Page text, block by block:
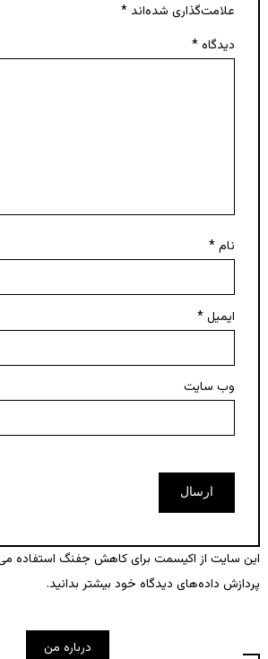
علامت‌گذاری شده‌اند *
دیدگاه*
نام*
ایمیل*
وب‌ سایت
این سایت از اکیسمت برای کاهش جفنگ استفاده
پردازش داده‌های دیدگاه خود بیشتر بدانید.
درباره من